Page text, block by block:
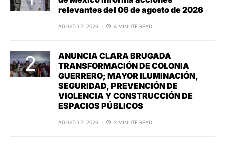
relevantes del 06 de agosto de 2026
AGOSTO 7, 2026 4 MINUTE READ
ANUNCIA CLARA BRUGADA
TRANSFORMACIÓN DE COLONIA
GUERRERO; MAYOR ILUMINACIÓN,
SEGURIDAD, PREVENCIÓN DE
VIOLENCIA Y CONSTRUCCIÓN DE
ESPACIOS PÚBLICOS
AGOSTO 7, 2026 2 MINUTE READ